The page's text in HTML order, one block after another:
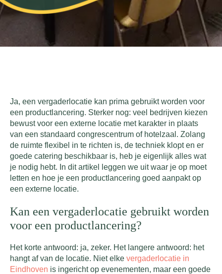
Ja, een vergaderlocatie kan prima gebruikt worden voor
een productlancering. Sterker nog: veel bedrijven kiezen
bewust voor een externe locatie met karakter in plaats
van een standaard congrescentrum of hotelzaal. Zolang
de ruimte flexibel in te richten is, de techniek klopt en er
goede catering beschikbaar is, heb je eigenlijk alles wat
je nodig hebt. In dit artikel leggen we uit waar je op moet
letten en hoe je een productlancering goed aanpakt op
een externe locatie.
Kan een vergaderlocatie gebruikt worden
voor een productlancering?
Het korte antwoord: ja, zeker. Het langere antwoord: het
hangt af van de locatie. Niet elke vergaderlocatie in
Eindhoven is ingericht op evenementen, maar een goede